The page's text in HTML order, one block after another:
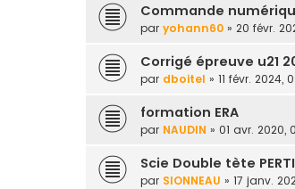
Commande
par yohann60 » 20 févr.
Corrigé épreuve u21
par dboitel » 11 févr. 2024,
formation ERA
par NAUDIN » 01 avr. 2020,
Scie Double tète
par SIONNEAU » 17 janv.